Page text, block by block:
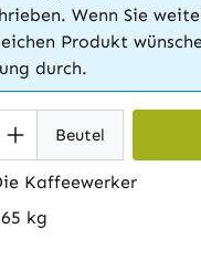
Wenn Sie
Produkt
durch.
Anzahl: Gib
Beutel
Kaffeewerker
kg